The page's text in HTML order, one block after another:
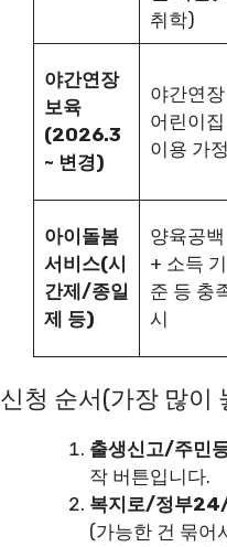
취학)
야간연장
보육
(2026.3
~ 변경)
야간연장
어린이집
이용 가정
아이돌봄
서비스(시
간제/종일
제 등)
양육공백
+ 소득 기
준 등 충
시
신청 순서(가장 많이
출생신고/주민
작 버튼입니다.
복지로/정부
(가능한 건 묶어